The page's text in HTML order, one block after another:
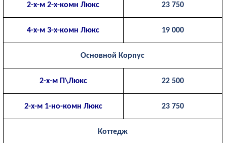
2-х-м 2-х-комн Люкс 23 750
4-х-м 3-х-комн Люкс 19 000
Основной Корпус
2-х-м П\Люкс 22 500
2-х-м 1-но-комн Люкс 23 750
Коттедж